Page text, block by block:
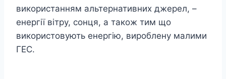
використанням альтернативних джерел, –
енергії вітру, сонця, а також тим що
використовують енергію, вироблену малими
ГЕС.